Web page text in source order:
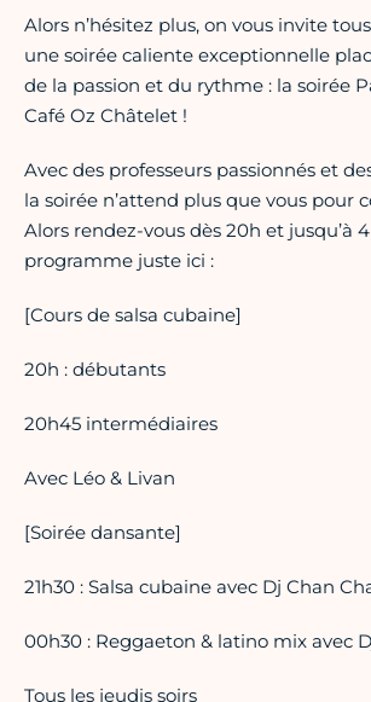
Alors n’hésitez plus, on vous invite
une soirée caliente exceptionnelle
de la passion et du rythme : la soirée
Café Oz Châtelet !
Avec des professeurs passionnés et
la soirée n’attend plus que vous pour
Alors rendez-vous dès 20h et jusqu’à
programme juste ici :
[Cours de salsa cubaine]
20h : débutants
20h45 intermédiaires
Avec Léo & Livan
[Soirée dansante]
21h30 : Salsa cubaine avec Dj Chan
00h30 : Reggaeton & latino mix avec
️Tous les jeudis soirs